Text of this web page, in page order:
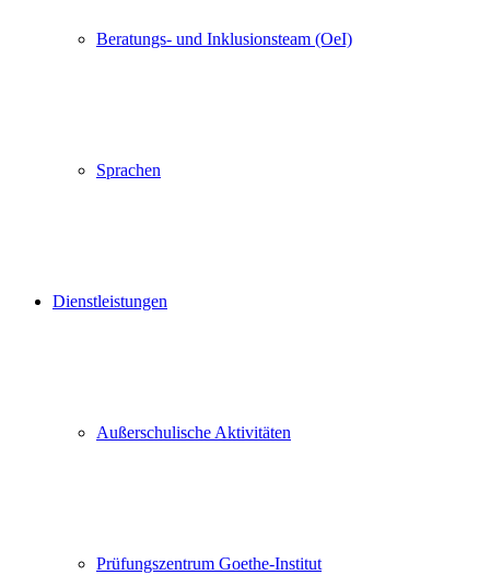
Beratungs- und Inklusionsteam (OeI)
Sprachen
Dienstleistungen
Außerschulische Aktivitäten
Prüfungszentrum Goethe-Institut